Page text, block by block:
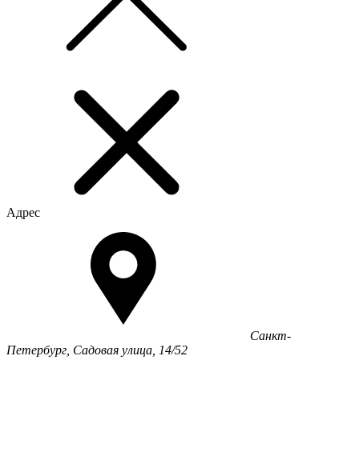
Адрес
Санкт-
Петербург, Садовая улица, 14/52